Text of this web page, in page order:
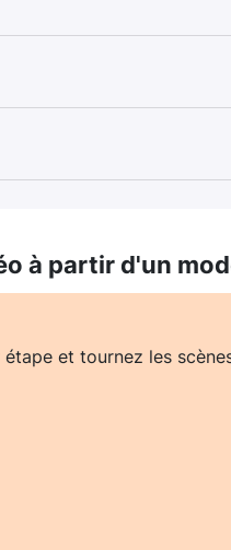
à partir d'un
et tournez les